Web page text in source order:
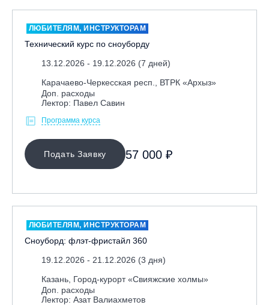
ЛЮБИТЕЛЯМ, ИНСТРУКТОРАМ
Технический курс по сноуборду
13.12.2026 - 19.12.2026 (7 дней)
Карачаево-Черкесская респ., ВТРК «Архыз»
Доп. расходы
Лектор: Павел Савин
Программа курса
Подать Заявку 57 000 ₽
ЛЮБИТЕЛЯМ, ИНСТРУКТОРАМ
Сноуборд: флэт-фристайл 360
19.12.2026 - 21.12.2026 (3 дня)
Казань, Город-курорт «Свияжские холмы»
Доп. расходы
Лектор: Азат Валиахметов